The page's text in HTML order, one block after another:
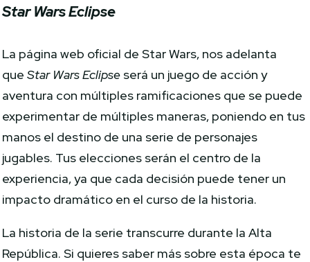
Star Wars Eclipse
La página web oficial de Star Wars, nos adelanta
queStar Wars Eclipse será un juego de acción y
aventura con múltiples ramificaciones que se puede
experimentar de múltiples maneras, poniendo en tus
manos el destino de una serie de personajes
jugables. Tus elecciones serán el centro de la
experiencia, ya que cada decisión puede tener un
impacto dramático en el curso de la historia.
La historia de la serie transcurre durante la Alta
República. Si quieres saber más sobre esta época te